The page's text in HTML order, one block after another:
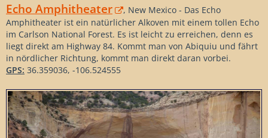
Echo Amphitheater
, New Mexico - Das Echo
Amphitheater ist ein natürlicher Alkoven mit einem tollen Echo
im Carlson National Forest. Es ist leicht zu erreichen, denn es
liegt direkt am Highway 84. Kommt man von Abiquiu und fährt
in nördlicher Richtung, kommt man direkt daran vorbei.
GPS: 36.359036, -106.524555